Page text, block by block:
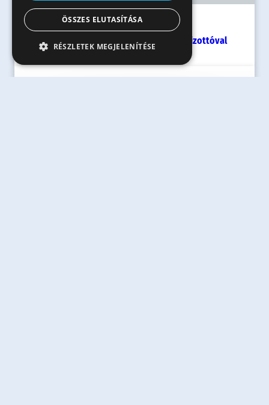
40 perc
Baconba tekert sertésszűz tarhonyarizottóval
ÖSSZES ELUTASÍTÁSA
RÉSZLETEK MEGJELENÍTÉSE